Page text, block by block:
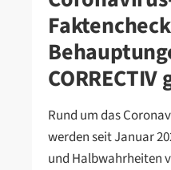
Rund um das
werden seit Januar
und Halbwahrheiten